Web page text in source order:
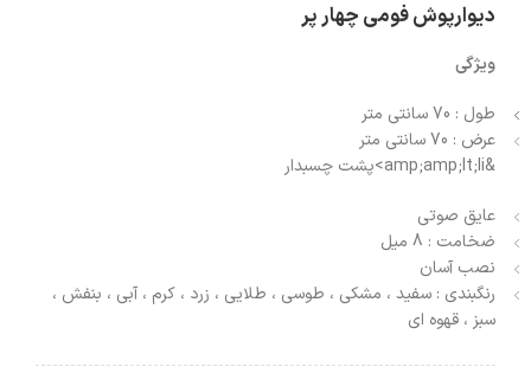
دیوارپوش فومی چهار پر
ویژگی
طول : 70 سانتی متر
عرض : 70 سانتی متر
&amp;amp;lt;li>پشت چسبدار
عایق صوتی
ضخامت : 8 میل
نصب آسان
رنگبندی : سفید ، مشکی ، طوسی ، طلایی ، زرد ، کرم ، آبی ، بنفش ،
سبز ، قهوه ای